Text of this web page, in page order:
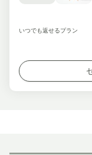
いつでも返せるプラン